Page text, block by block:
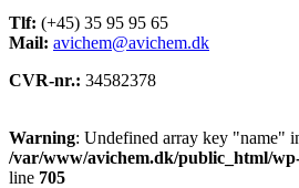
Tlf: (+45) 35 95 95 65
Mail: avichem@avichem.dk
CVR-nr.: 34582378
Warning: Undefined array key "name"
/var/www/avichem.dk/public_html/
line 705